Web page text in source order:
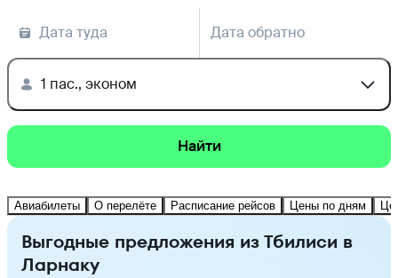
Дата туда Дата обратно
1 пас., эконом
Найти
Авиабилеты О перелёте Расписание рейсов Цены по дням
Выгодные предложения из Тбилиси в
Ларнаку